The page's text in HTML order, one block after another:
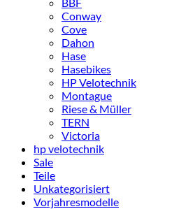
Conway
Cove
Dahon
Hase
Hasebikes
HP Velotechnik
Montague
Riese & Müller
TERN
Victoria
hp velotechnik
Sale
Teile
Unkategorisiert
Vorjahresmodelle